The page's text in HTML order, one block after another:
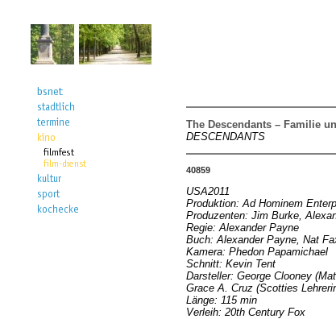
The Descendants – Familie
DESCENDANTS
40859
USA2011
Produktion: Ad Hominem
Produzenten: Jim Burke,
Regie: Alexander Payne
Buch: Alexander Payne, Nat
Kamera: Phedon Papamichael
Schnitt: Kevin Tent
Darsteller: George Clooney
Grace A. Cruz (Scotties
Länge: 115 min
Verleih: 20th Century Fox